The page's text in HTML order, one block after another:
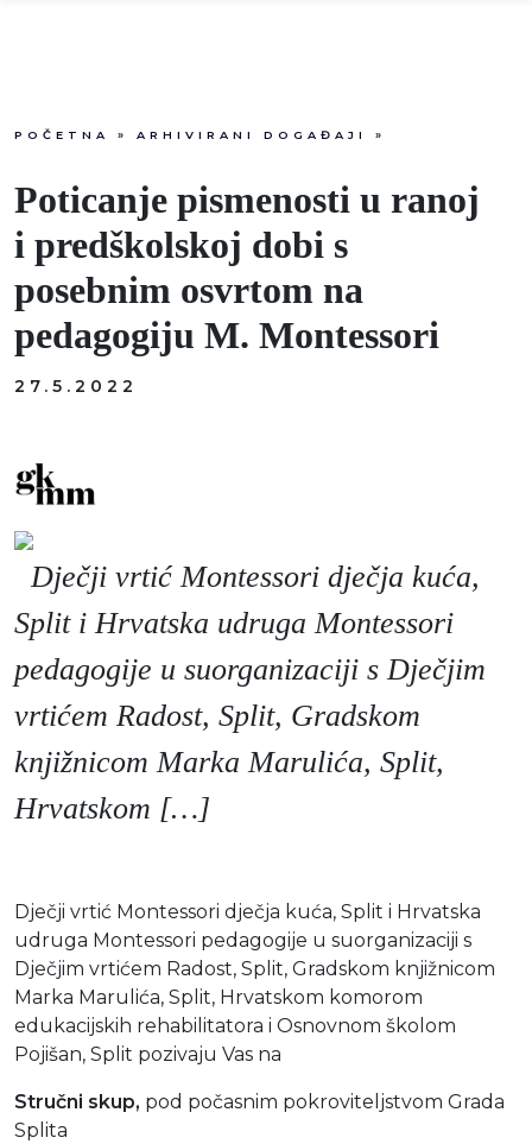
Događaji
Recenzije
Moj GKMM
English
POČETNA » ARHIVIRANI DOGAĐAJI »
Poticanje pismenosti u ranoj
i predškolskoj dobi s
posebnim osvrtom na
pedagogiju M. Montessori
27.5.2022
Dječji vrtić Montessori dječja kuća,
Split i Hrvatska udruga Montessori
pedagogije u suorganizaciji s Dječjim
vrtićem Radost, Split, Gradskom
knjižnicom Marka Marulića, Split,
Hrvatskom […]
Dječji vrtić Montessori dječja kuća, Split i Hrvatska
udruga Montessori pedagogije u suorganizaciji s
Dječjim vrtićem Radost, Split, Gradskom knjižnicom
Marka Marulića, Split, Hrvatskom komorom
edukacijskih rehabilitatora i Osnovnom školom
Pojišan, Split pozivaju Vas na
Stručni skup, pod počasnim pokroviteljstvom Grada
Splita